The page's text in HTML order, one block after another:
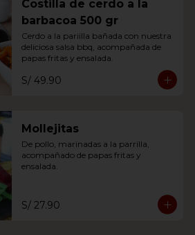
Costilla de cerdo a la
barbacoa 500 gr
Cerdo a la pariilla bañada con nuestra
deliciosa salsa bbq, acompañada de
papas fritas y ensalada.
S/ 49.90
Mollejitas
De pollo, marinadas a la parrilla,
acompañado de papas fritas y
ensalada.
S/ 27.90